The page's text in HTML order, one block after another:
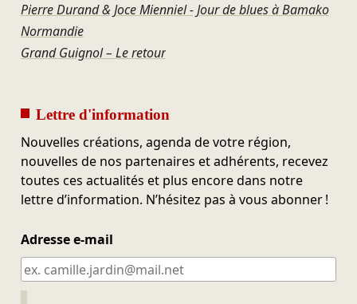
Pierre Durand & Joce Mienniel - Jour de blues à Bamako
Normandie
Grand Guignol – Le retour
Lettre d'information
Nouvelles créations, agenda de votre région,
nouvelles de nos partenaires et adhérents, recevez
toutes ces actualités et plus encore dans notre
lettre d’information. N’hésitez pas à vous abonner !
Adresse e-mail